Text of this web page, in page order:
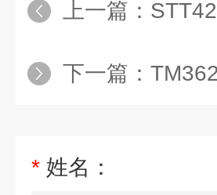
上一篇：
下一篇：
* 姓名：